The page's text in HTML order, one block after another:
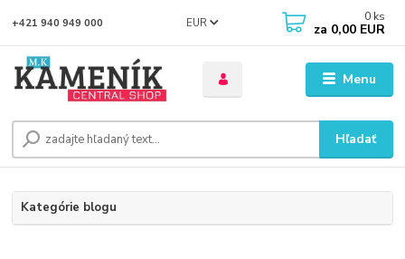
Menu
EUR
Hľadať
+421 940 949 000 0 ks
za 0,00 EUR
Kategórie blogu